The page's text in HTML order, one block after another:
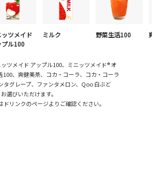
ッツメイド
プル100
ミルク 野菜生活100 爽
ツメイド アップル100、ミニッツメイド® オ
100、爽健美茶、コカ・コーラ、コカ・コーラ
タグレープ、ファンタメロン、Qoo 白ぶど
選びいただけます。
リンクのページよりご確認ください。